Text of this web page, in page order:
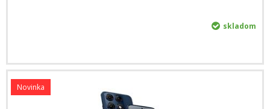
skladom
Novinka